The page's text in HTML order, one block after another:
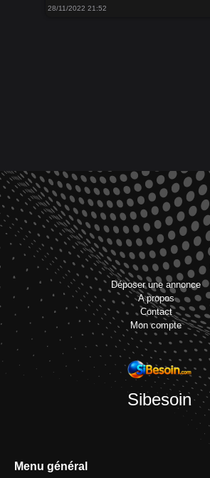
28/11/2022 21:52
Déposer une annonce
A propos
Contact
Mon compte
Sibesoin
Menu général